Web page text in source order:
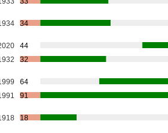
34
44
32
64
91
18